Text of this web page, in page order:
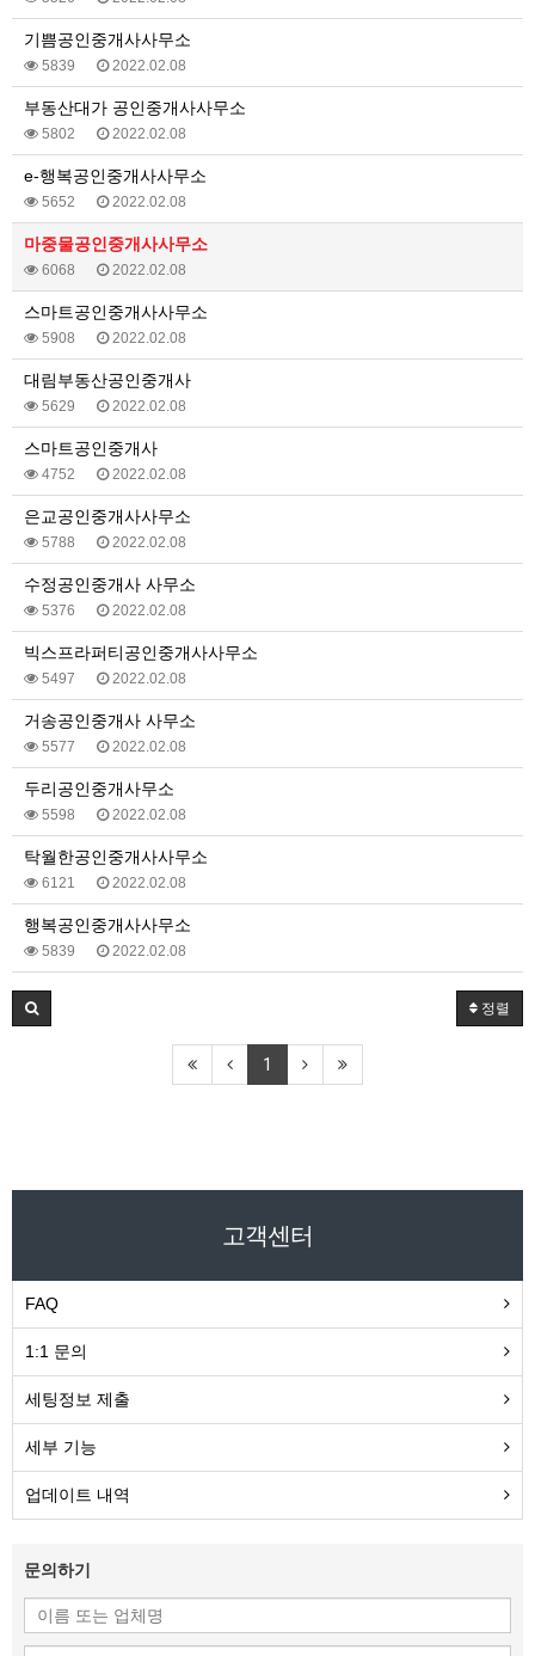
기쁨공인중개사사무소
5839 2022.02.08
부동산대가 공인중개사사무소
5802 2022.02.08
e-행복공인중개사사무소
5652 2022.02.08
마중물공인중개사사무소
6068 2022.02.08
스마트공인중개사사무소
5908 2022.02.08
대림부동산공인중개사
5629 2022.02.08
스마트공인중개사
4752 2022.02.08
은교공인중개사사무소
5788 2022.02.08
수정공인중개사 사무소
5376 2022.02.08
빅스프라퍼티공인중개사사무소
5497 2022.02.08
거송공인중개사 사무소
5577 2022.02.08
두리공인중개사무소
5598 2022.02.08
탁월한공인중개사사무소
6121 2022.02.08
행복공인중개사사무소
5839 2022.02.08
정렬
1
고객센터
FAQ
1:1 문의
세팅정보 제출
세부 기능
업데이트 내역
문의하기